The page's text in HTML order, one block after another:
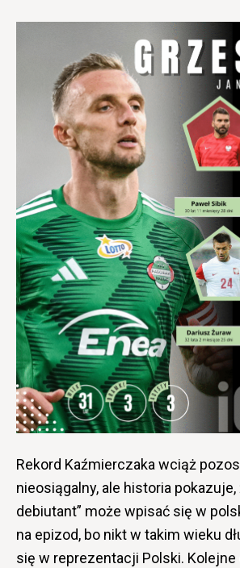
Rekord Kaźmierczaka wciąż
nieosiągalny, ale historia pokazuje,
debiutant” może wpisać się w
na epizod, bo nikt w takim wieku
się w reprezentacji Polski. Kolejne